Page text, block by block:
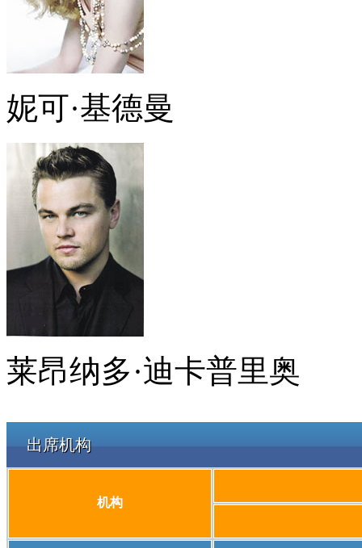
妮可·基德曼
莱昂纳多·迪卡普里奥
出席机构
机构